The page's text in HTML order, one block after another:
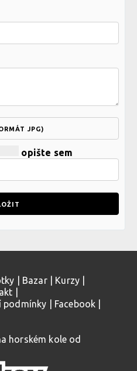
JPG)
opište sem
Bazar| Kurzy
podmínky Facebook
horském kole od